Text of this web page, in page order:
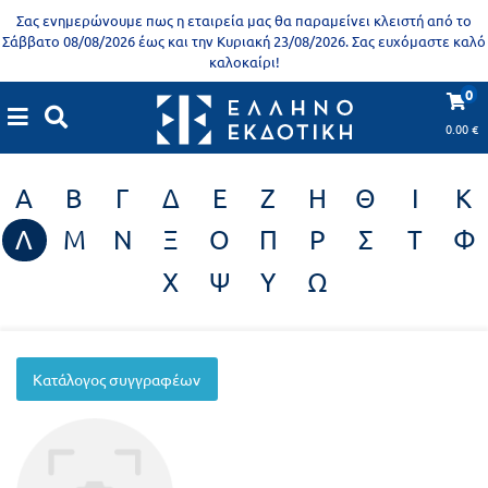
Σας ενημερώνουμε πως η εταιρεία μας θα παραμείνει κλειστή από το
Σάββατο 08/08/2026 έως και την Κυριακή 23/08/2026. Σας ευχόμαστε καλό
καλοκαίρι!
0
0.00€
X
Βιβλία
ενήλικες
Εκπαιδευτικά
βιβλία
Trivia
Books
Προδημοτική
εκπαίδευση
Εκπαιδευτικές
αφίσες
Βιβλία
νηπιαγωγείου
Σειρά
Δημοτικό
Α΄
Συγγραφείς
Α Β Γ Δ Ε Ζ Η Θ Ι
Κ
Λ
Μ Ν Ξ Ο Π Ρ Σ Τ
Φ
Χ
Ψ Υ Ω
Κατάλογος συγγραφέων